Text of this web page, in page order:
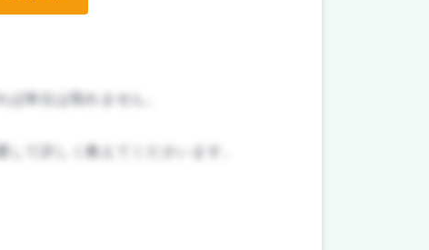
ば単位は取れません。
て詳しく教えてくださいます。